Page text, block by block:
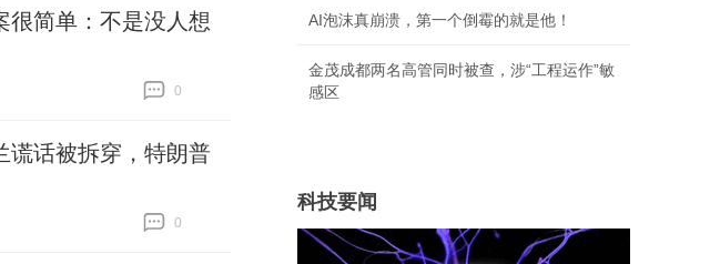
很简单：不是没人想
0
谎话被拆穿，特朗普
0
AI泡沫真崩溃，第一个倒霉的就是他！
金茂成都两名高管同时被查，涉“工程运作”敏
感区
科技要闻